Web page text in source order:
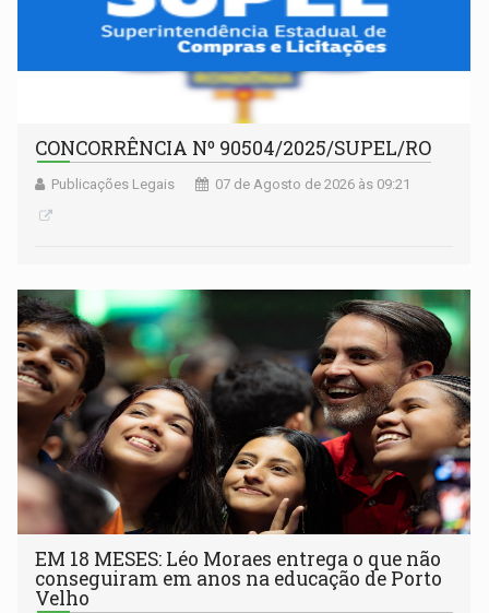
CONCORRÊNCIA Nº 90504/2025/SUPEL/RO
Publicações Legais 07 de Agosto de 2026 às 09:21
EM 18 MESES: Léo Moraes entrega o que não
conseguiram em anos na educação de Porto
Velho